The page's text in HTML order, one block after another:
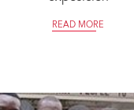
READ MORE